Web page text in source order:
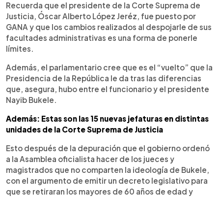
Recuerda que el presidente de la Corte Suprema de
Justicia, Óscar Alberto López Jeréz, fue puesto por
GANA y que los cambios realizados al despojarle de sus
facultades administrativas es una forma de ponerle
límites.
Además, el parlamentario cree que es el “vuelto” que la
Presidencia de la República le da tras las diferencias
que, asegura, hubo entre el funcionario y el presidente
Nayib Bukele.
Además: Estas son las 15 nuevas jefaturas en distintas
unidades de la Corte Suprema de Justicia
Esto después de la depuración que el gobierno ordenó
a la Asamblea oficialista hacer de los jueces y
magistrados que no comparten la ideología de Bukele,
con el argumento de emitir un decreto legislativo para
que se retiraran los mayores de 60 años de edad y